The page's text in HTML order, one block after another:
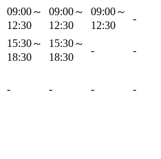
09:00～
12:30
09:00～
12:30
09:00～
12:30
-
15:30～
18:30
15:30～
18:30
- -
- - - -